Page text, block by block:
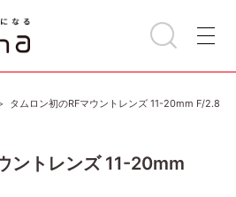
タムロン初のRFマウントレンズ 11-20mm F/2.8
ントレンズ 11-20mm